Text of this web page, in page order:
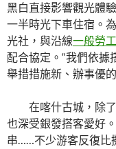
黑白直接影響觀光體
一半時光下車住宿。
光社，與沿線一般勞
配合協定。“我們依據
舉措措施新、辦事優
在喀什古城，除
也深受銀發搭客愛好
串……不少游客反復比